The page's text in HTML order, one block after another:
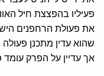
פעיליו בהפצצת חיל
את פעולת הרחפנים
שהוא עדין מתכנן
אך עדיין על הפרק עומד